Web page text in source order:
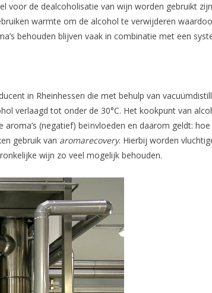
voor de dealcoholisatie van wijn worden gebruikt zijn
warmte om de alcohol te verwijderen
behouden blijven vaak in combinatie met een
in Rheinhessen die met behulp van
verlaagd tot onder de 30°C. Het kookpunt van
aroma’s (negatief) beïnvloeden en daarom geldt:
gebruik van aromarecovery. Hierbij worden
wijn zo veel mogelijk behouden.